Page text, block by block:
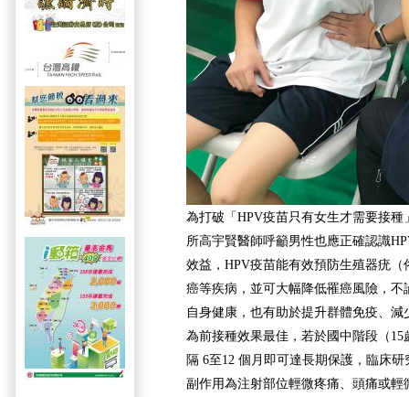
為打破「HPV疫苗只有女生才需要接
所高宇賢醫師呼籲男性也應正確認識
效益，HPV疫苗能有效預防生殖器疣
癌等疾病，並可大幅降低罹癌風險，
自身健康，也有助於提升群體免疫、
為前接種效果最佳，若於國中階段（
隔 6至12 個月即可達長期保護，臨床
副作用為注射部位輕微疼痛、頭痛或輕